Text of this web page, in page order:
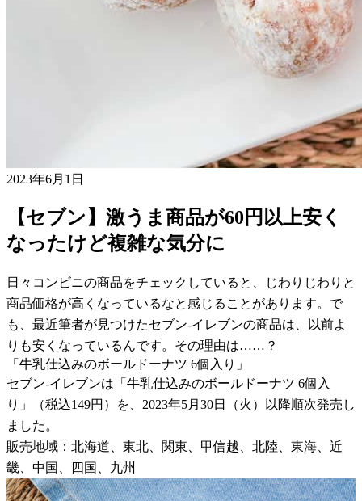
2023年6月1日
【セブン】激うま商品が60円以上安く
なったけど複雑な気分に
日々コンビニの商品をチェックしていると、じわりじわりと
商品価格が高くなっているなと感じることがあります。で
も、最近筆者が見つけたセブン-イレブンの商品は、以前よ
りも安くなっているんです。その理由は……？
「牛乳仕込みのボールドーナツ 6個入り」
セブン-イレブンは「牛乳仕込みのボールドーナツ 6個入
り」（税込149円）を、2023年5月30日（火）以降順次発売し
ました。
販売地域：北海道、東北、関東、甲信越、北陸、東海、近
畿、中国、四国、九州